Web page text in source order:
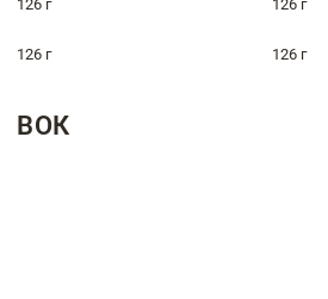
126 г 126 г
126 г 126 г
ВОК